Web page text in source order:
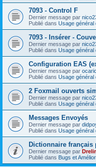
7093 - Control F
Dernier message par
Publié dans Usage général
7093 - Insérer -
Dernier message par
Publié dans Usage général
Configuration EAS
Dernier message par
Publié dans Usage général
2 Foxmail ouverts
Dernier message par
Publié dans Usage général
Messages Envoyés
Dernier message par
Publié dans Usage général
Dictionnaire français
Dernier message par
Publié dans Bugs et